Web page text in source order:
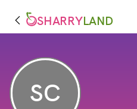
SHARRYLAND
SC